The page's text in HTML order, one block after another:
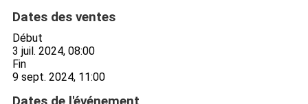
Dates des ventes
Début
3 juil. 2024, 08:00
Fin
9 sept. 2024, 11:00